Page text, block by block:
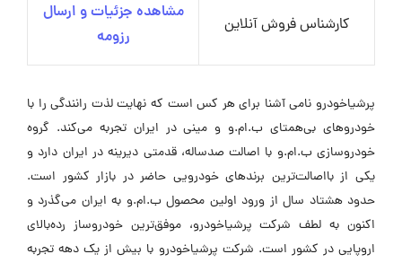
کارشناس فروش آنلاین
مشاهده جزئیات و ارسال
رزومه
پرشیاخودرو نامی آشنا برای هر کس است که نهایت لذت رانندگی را با
خودروهای بی‌همتای ب.ام.و و مینی در ایران تجربه می‌کند. گروه
خودروسازی ب.ام.و با اصالت صدساله، قدمتی دیرینه در ایران دارد و
یکی از بااصالت‌ترین برندهای خودرویی حاضر در بازار کشور است.
حدود هشتاد سال از ورود اولین محصول ب.ام.و به ایران می‌گذرد و
اکنون به لطف شرکت پرشیاخودرو، موفق‌ترین خودروساز رده‌بالای
اروپایی در کشور است. شرکت پرشیاخودرو با بیش از یک دهه تجربه